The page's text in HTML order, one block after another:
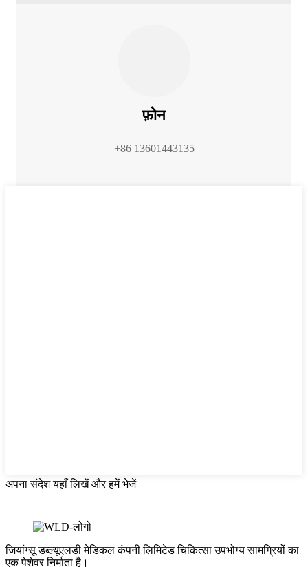
फ़ोन
+86 13601443135
अपना संदेश यहाँ लिखें और हमें भेजें
जियांग्सू डब्ल्यूएलडी मेडिकल कंपनी लिमिटेड चिकित्सा उपभोग्य सामग्रियों का
एक पेशेवर निर्माता है।